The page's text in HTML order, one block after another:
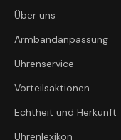
Über uns
Armbandanpassung
Uhrenservice
Vorteilsaktionen
Echtheit und Herkunft
Uhrenlexikon